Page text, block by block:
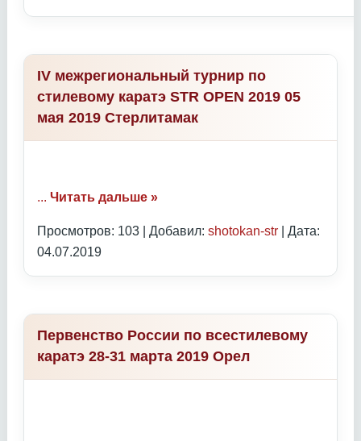
IV межрегиональный турнир по
стилевому каратэ STR OPEN 2019 05
мая 2019 Стерлитамак
... Читать дальше »
Просмотров: 103 | Добавил: shotokan-str | Дата:
04.07.2019
Первенство России по всестилевому
каратэ 28-31 марта 2019 Орел